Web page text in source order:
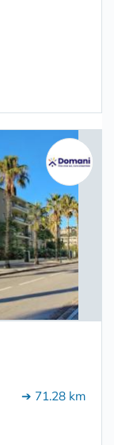
➔ 71.28 km